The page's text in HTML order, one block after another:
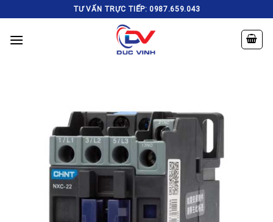
to
content
TƯ VẤN TRỰC TIẾP: 0987.659.043